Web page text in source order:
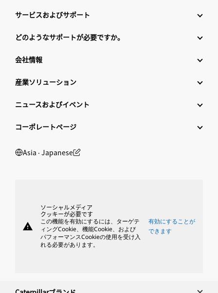
サービスおよびサポート
どのようなサポートが必要ですか。
会社情報
産業ソリューション
ニュースおよびイベント
コーポレートページ
Asia ‧ Japanese
warning
ソーシャルメディア
クッキーが必要です
この機能を有効にするには、ターゲテ
ィングCookie、機能Cookie、および
パフォーマンスCookieの使用を受け入
れる必要があります。
有効にすることが
できます